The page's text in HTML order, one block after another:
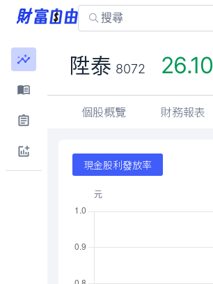
陞泰 8072 26.10
個股概覽 財務報表
現金股利發放率